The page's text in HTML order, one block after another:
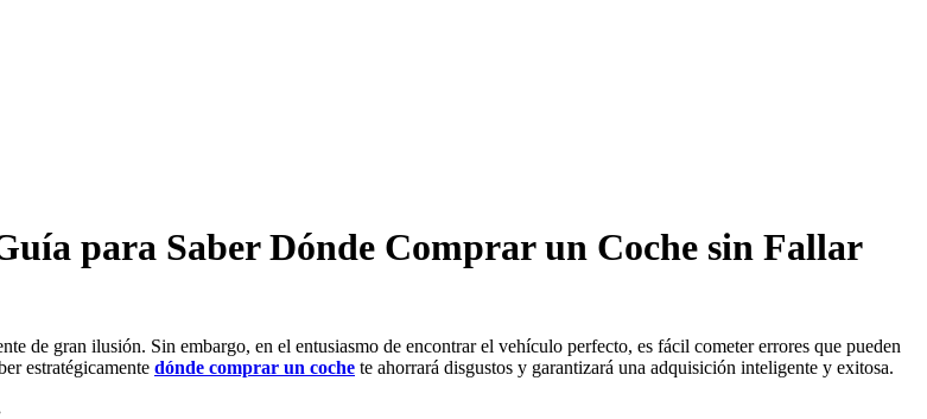
para Saber Dónde Comprar un Coche sin Fallar
de gran ilusión. Sin embargo, en el entusiasmo de encontrar el vehículo perfecto, es fácil cometer errores que pueden
estratégicamente dónde comprar un coche te ahorrará disgustos y garantizará una adquisición inteligente y exitosa.